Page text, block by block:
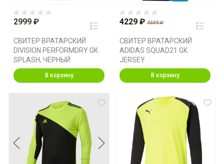
2999 ₽
СВИТЕР ВРАТАРСКИЙ
DIVISION PERFORMDRY GK
SPLASH, ЧЕРНЫЙ
В корзину
4229 ₽ 4699 ₽
СВИТЕР ВРАТАРСКИЙ
ADIDAS SQUAD21 GK
JERSEY
В корзину
Previous Next